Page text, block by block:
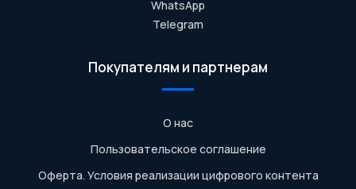
WhatsApp
Telegram
Покупателям и партнерам
О нас
Пользовательское соглашение
Оферта. Условия реализации цифрового контента